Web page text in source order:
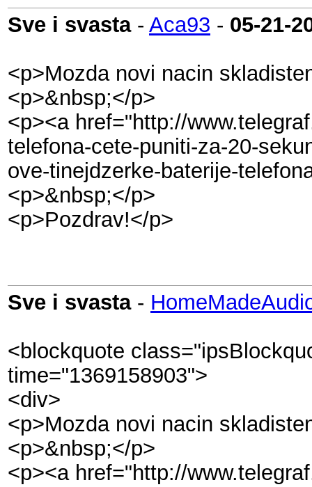
Sve i svasta- Aca93 - 05-21-
<p>Mozda novi nacin
<p>&nbsp;</p>
<p><a href="http://
telefona-cete-puniti-za-20-
ove-tinejdzerke-baterije-
<p>&nbsp;</p>
<p>Pozdrav!</p>
Sve i svasta-
<blockquote
time="1369158903">
<div>
<p>Mozda novi nacin
<p>&nbsp;</p>
<p><a href="http://